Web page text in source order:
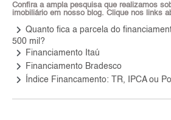
Confira a ampla pesquisa que realizamos
imobiliário em nosso blog. Clique nos links
keyboard_arrow_right Quanto fica a parcela do
500 mil?
keyboard_arrow_right Financiamento Itaú
keyboard_arrow_right Financiamento Bradesco
keyboard_arrow_right Índice Financamento: TR, IPCA ou